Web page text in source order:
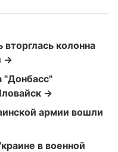
колонна
→
"Донбасс"
→
армии вошли
в военной